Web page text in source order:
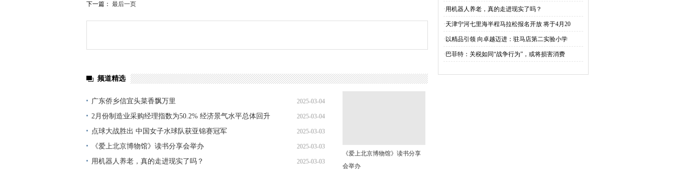
下一篇： 最后一页
频道精选
广东侨乡信宜头菜香飘万里 2025-03-04
11:45:44
2月份制造业采购经理指数为50.2% 经济景气水平总体回升 2025-03-04
11:08:22
点球大战胜出 中国女子水球队获亚锦赛冠军 2025-03-03
17:49:38
《爱上北京博物馆》读书分享会举办 2025-03-03
17:20:08
用机器人养老，真的走进现实了吗？ 2025-03-03
《爱上北京博物馆》读书分享
会举办
·用机器人养老，真的走进现实了吗？
·天津宁河七里海半程马拉松报名开放 将于4月20
· 以精品引领 向卓越迈进：驻马店第二实验小学
· 巴菲特：关税如同“战争行为”，或将损害消费